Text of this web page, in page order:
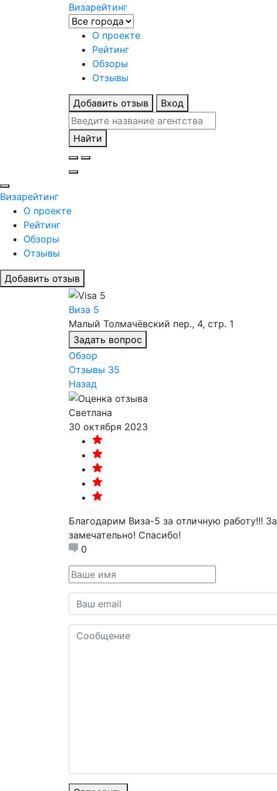
Визарейтинг
О проекте
Рейтинг
Обзоры
Отзывы
Добавить отзыв Вход
Найти
Визарейтинг
О проекте
Рейтинг
Обзоры
Отзывы
Добавить отзыв
Виза 5
Малый Толмачёвский пер., 4, стр. 1
Задать вопрос
Обзор
Отзывы 35
Назад
Светлана
30 октября 2023
Благодарим Виза-5 за отличную работу!!!
замечательно! Спасибо!
0